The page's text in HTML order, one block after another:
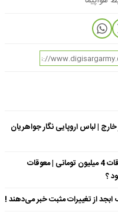
| لباس اروپایی نگار جواهریان
بازنشستگان تامین اجتماعی چشم انتظار معوقات 4 میلیون تومانی | معوقات
؟